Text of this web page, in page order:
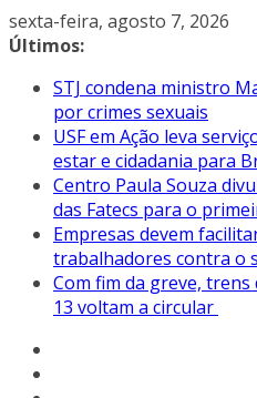
Pular
para
conteúdo
sexta-feira, agosto 7, 2026
Últimos:
STJ condena ministro
por crimes sexuais
USF em Ação leva
estar e cidadania para
Centro Paula Souza
das Fatecs para o
Empresas devem
trabalhadores contra o
Com fim da greve, trens
13 voltam a circular